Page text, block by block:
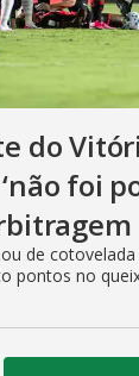
do
foi
de
pontos no